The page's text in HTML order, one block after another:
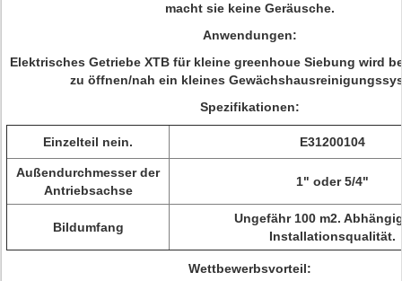
macht sie keine Geräusche.
Anwendungen:
Elektrisches Getriebe XTB für kleine greenhoue Siebung wird
zu öffnen/nah ein kleines
Spezifikationen:
Einzelteil nein. E31200104
Außendurchmesser der
Antriebsachse
1" oder 5/4"
Bildumfang
Ungefähr 100 m2.
Installationsqualität.
Wettbewerbsvorteil: